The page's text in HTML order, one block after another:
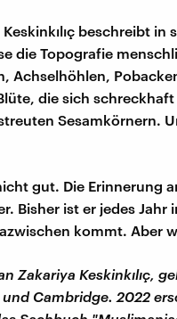
beschreibt
die Topografie
Achselhöhlen,
die sich
Sesamkörnern.
gut. Die Erinnerung
Bisher ist er jedes Jahr
kommt. Aber
Zakariya Keskinkılıç,
Cambridge. 2022